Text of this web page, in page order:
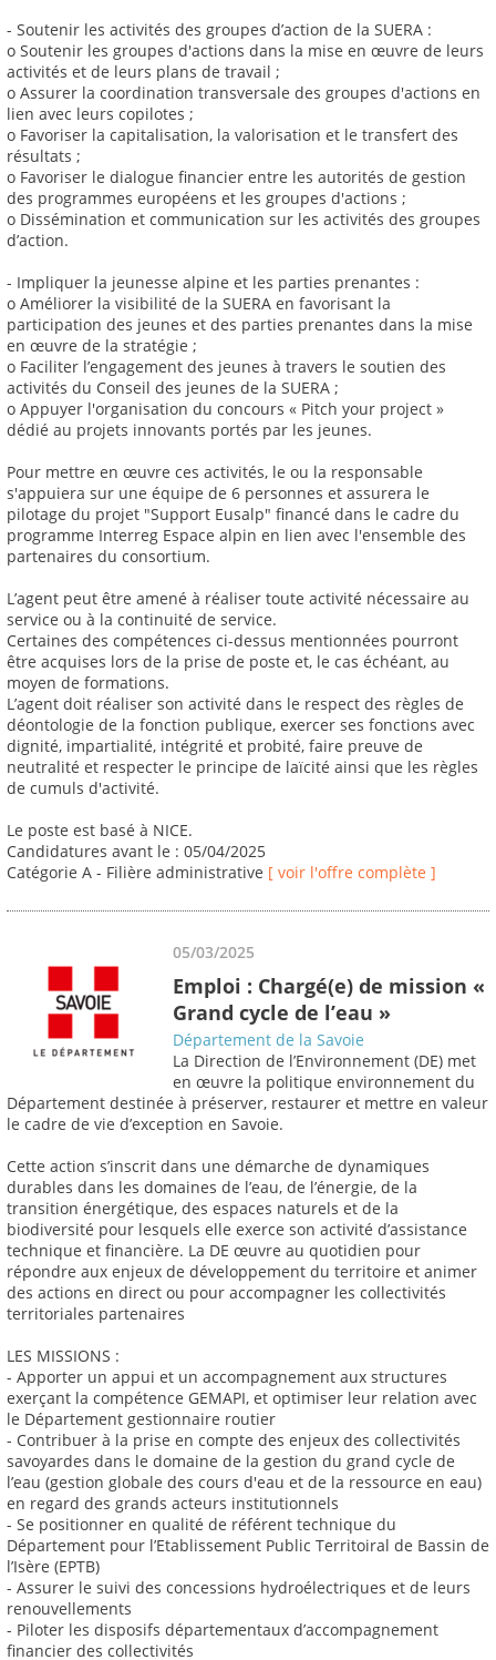
- Soutenir les activités des groupes d’action de la SUERA :
o Soutenir les groupes d'actions dans la mise en œuvre de leurs
activités et de leurs plans de travail ;
o Assurer la coordination transversale des groupes d'actions en
lien avec leurs copilotes ;
o Favoriser la capitalisation, la valorisation et le transfert des
résultats ;
o Favoriser le dialogue financier entre les autorités de gestion
des programmes européens et les groupes d'actions ;
o Dissémination et communication sur les activités des groupes
d’action.
- Impliquer la jeunesse alpine et les parties prenantes :
o Améliorer la visibilité de la SUERA en favorisant la
participation des jeunes et des parties prenantes dans la mise
en œuvre de la stratégie ;
o Faciliter l’engagement des jeunes à travers le soutien des
activités du Conseil des jeunes de la SUERA ;
o Appuyer l'organisation du concours « Pitch your project »
dédié au projets innovants portés par les jeunes.
Pour mettre en œuvre ces activités, le ou la responsable
s'appuiera sur une équipe de 6 personnes et assurera le
pilotage du projet "Support Eusalp" financé dans le cadre du
programme Interreg Espace alpin en lien avec l'ensemble des
partenaires du consortium.
L’agent peut être amené à réaliser toute activité nécessaire au
service ou à la continuité de service.
Certaines des compétences ci-dessus mentionnées pourront
être acquises lors de la prise de poste et, le cas échéant, au
moyen de formations.
L’agent doit réaliser son activité dans le respect des règles de
déontologie de la fonction publique, exercer ses fonctions avec
dignité, impartialité, intégrité et probité, faire preuve de
neutralité et respecter le principe de laïcité ainsi que les règles
de cumuls d'activité.
Le poste est basé à NICE.
Candidatures avant le : 05/04/2025
Catégorie A - Filière administrative [ voir l'offre complète ]
05/03/2025
Emploi : Chargé(e) de mission «
Grand cycle de l’eau »
Département de la Savoie
La Direction de l’Environnement (DE) met
en œuvre la politique environnement du
Département destinée à préserver, restaurer et mettre en valeur
le cadre de vie d’exception en Savoie.
Cette action s’inscrit dans une démarche de dynamiques
durables dans les domaines de l’eau, de l’énergie, de la
transition énergétique, des espaces naturels et de la
biodiversité pour lesquels elle exerce son activité d’assistance
technique et financière. La DE œuvre au quotidien pour
répondre aux enjeux de développement du territoire et animer
des actions en direct ou pour accompagner les collectivités
territoriales partenaires
LES MISSIONS :
- Apporter un appui et un accompagnement aux structures
exerçant la compétence GEMAPI, et optimiser leur relation avec
le Département gestionnaire routier
- Contribuer à la prise en compte des enjeux des collectivités
savoyardes dans le domaine de la gestion du grand cycle de
l’eau (gestion globale des cours d'eau et de la ressource en eau)
en regard des grands acteurs institutionnels
- Se positionner en qualité de référent technique du
Département pour l’Etablissement Public Territoiral de Bassin de
l’Isère (EPTB)
- Assurer le suivi des concessions hydroélectriques et de leurs
renouvellements
- Piloter les disposifs départementaux d’accompagnement
financier des collectivités